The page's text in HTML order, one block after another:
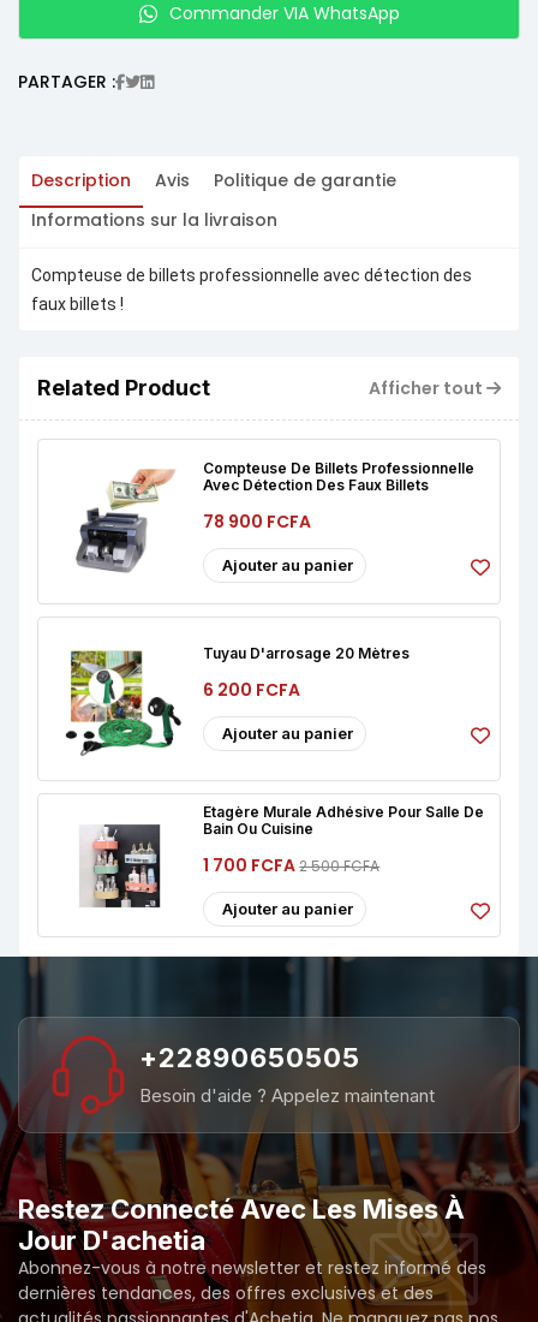
Commander VIA WhatsApp
PARTAGER :
Related Product Afficher tout
Compteuse De Billets Professionnelle
Avec Détection Des Faux Billets
78 900 FCFA
Ajouter au panier
Tuyau D'arrosage 20 Mètres
6 200 FCFA
Ajouter au panier
Étagère Murale Adhésive Pour Salle De
Bain Ou Cuisine
1 700 FCFA2 500 FCFA
Ajouter au panier
Description Avis
Politique de garantie
Informations sur la livraison
Compteuse de billets professionnelle avec détection des
faux billets !
Restez Connecté Avec Les Mises À
Jour D'achetia
Abonnez-vous à notre newsletter et restez informé des
dernières tendances, des offres exclusives et des
+22890650505
Besoin d'aide ? Appelez maintenant